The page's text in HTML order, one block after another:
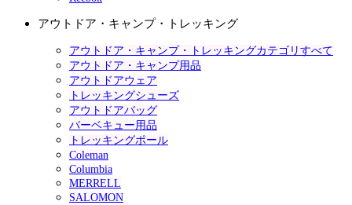
アウトドア・キャンプ・トレッキング
アウトドア・キャンプ・トレッキングカテゴリすべて
アウトドア・キャンプ用品
アウトドアウェア
トレッキングシューズ
アウトドアバッグ
バーベキュー用品
トレッキングポール
Coleman
Columbia
MERRELL
SALOMON